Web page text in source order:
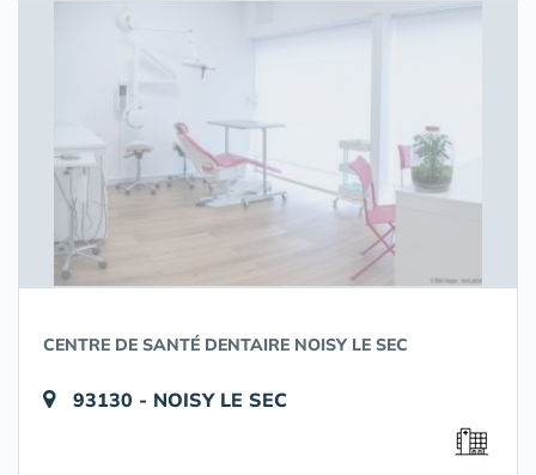
CENTRE DE SANTÉ DENTAIRE NOISY LE SEC
93130 - NOISY LE SEC